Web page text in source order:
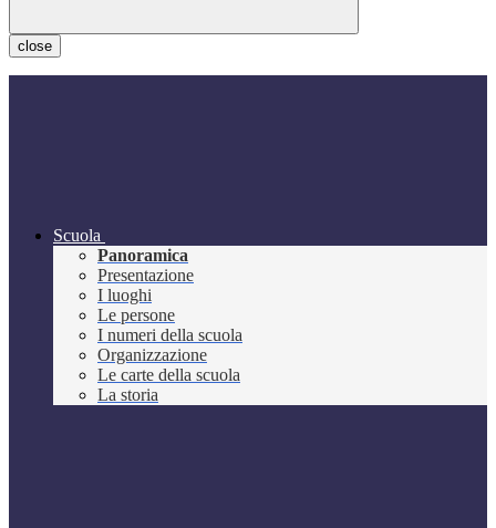
close
Scuola
Panoramica
Presentazione
I luoghi
Le persone
I numeri della scuola
Organizzazione
Le carte della scuola
La storia